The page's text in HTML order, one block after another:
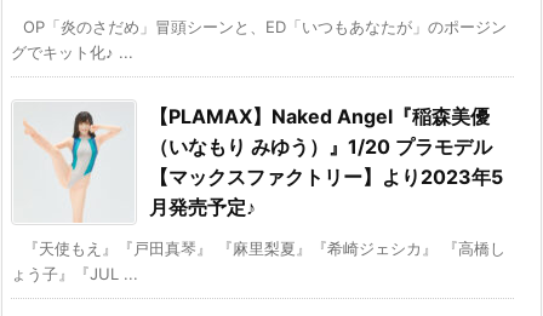
OP「炎のさだめ」冒頭シーンと、ED「いつもあなたが」のポージン
グでキット化♪ ...
【PLAMAX】Naked Angel『稲森美優
（いなもり みゆう）』1/20 プラモデル
【マックスファクトリー】より2023年5
月発売予定♪
『天使もえ』『戸田真琴』 『麻里梨夏』『希崎ジェシカ』 『高橋し
ょう子』『JUL ...